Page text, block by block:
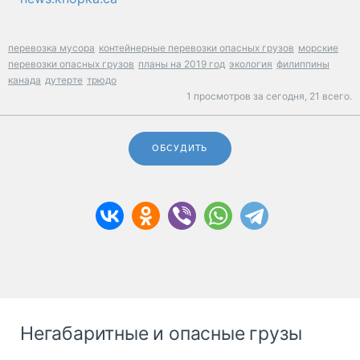
перевозка мусора контейнерные перевозки опасных грузов морские
перевозки опасных грузов планы на 2019 год экология филиппины
канада дутерте трюдо
1 просмотров за сегодня, 21 всего.
ОБСУДИТЬ
Негабаритные и опасные грузы